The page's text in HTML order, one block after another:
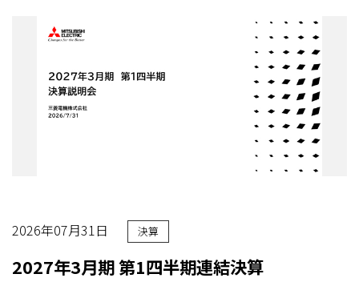
2026年07月31日 決算
2027年3月期 第1四半期連結決算